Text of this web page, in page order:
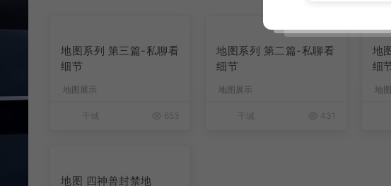
地图系列 第三篇-私聊看
细节
地图展示
653
地图系列 第二篇-私聊看
细节
地图展示
431
地
细
地
地图 四神兽封禁地